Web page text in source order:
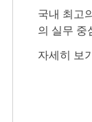
국내 최고
의 실무 중
자세히 보